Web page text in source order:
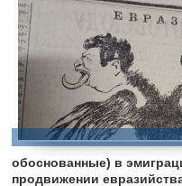
обоснованные) в
продвижении